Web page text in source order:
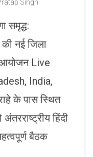
Singh
समृद्ध:
की नई जिला
आयोजन Live
India,
के पास स्थित
हिंदी
बैठक